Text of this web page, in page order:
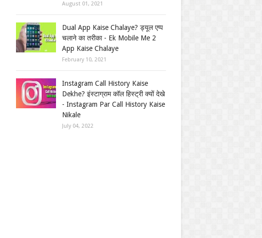
August 01, 2021
Dual App Kaise Chalaye? ड्यूल एप्प
चलाने का तरीका - Ek Mobile Me 2
App Kaise Chalaye
February 10, 2021
Instagram Call History Kaise
Dekhe? इंस्टाग्राम कॉल हिस्ट्री क्यों देखे
- Instagram Par Call History Kaise
Nikale
July 04, 2022